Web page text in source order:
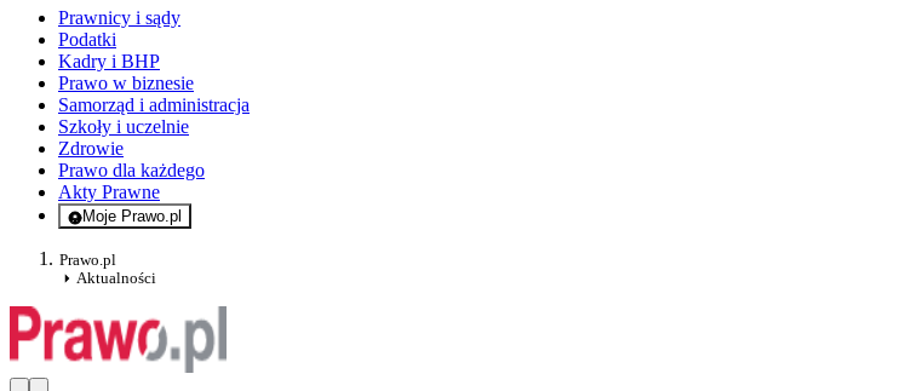
Prawnicy i sądy
Podatki
Kadry i BHP
Prawo w biznesie
Samorząd i administracja
Szkoły i uczelnie
Zdrowie
Prawo dla każdego
Akty Prawne
Moje Prawo.pl
- rejestracja i logowanie do serwisu
Prawo.pl
Aktualności